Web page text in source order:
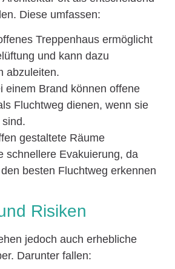
Diese umfassen:
Treppenhaus ermöglicht
und kann dazu
abzuleiten.
einem Brand können offene
Fluchtweg dienen, wenn sie
gestaltete Räume
schnellere Evakuierung, da
besten Fluchtweg erkennen
Risiken
jedoch auch erhebliche
Darunter fallen: